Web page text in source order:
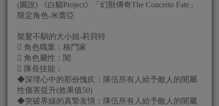
(圖說) 《白貓Project》「幻獸傳奇The Concerto Fate」
限定角色-米蕾亞
桀驁不馴的大小姐-莉貝特
 角色職業：格鬥家
 角色屬性：闇
 隊長技能：
◆深埋心中的那份愧疚：隊伍所有人給予敵人的闇屬
性傷害提升(效果值50)
◆突破界線的真摯友情：隊伍所有人給予敵人的闇屬